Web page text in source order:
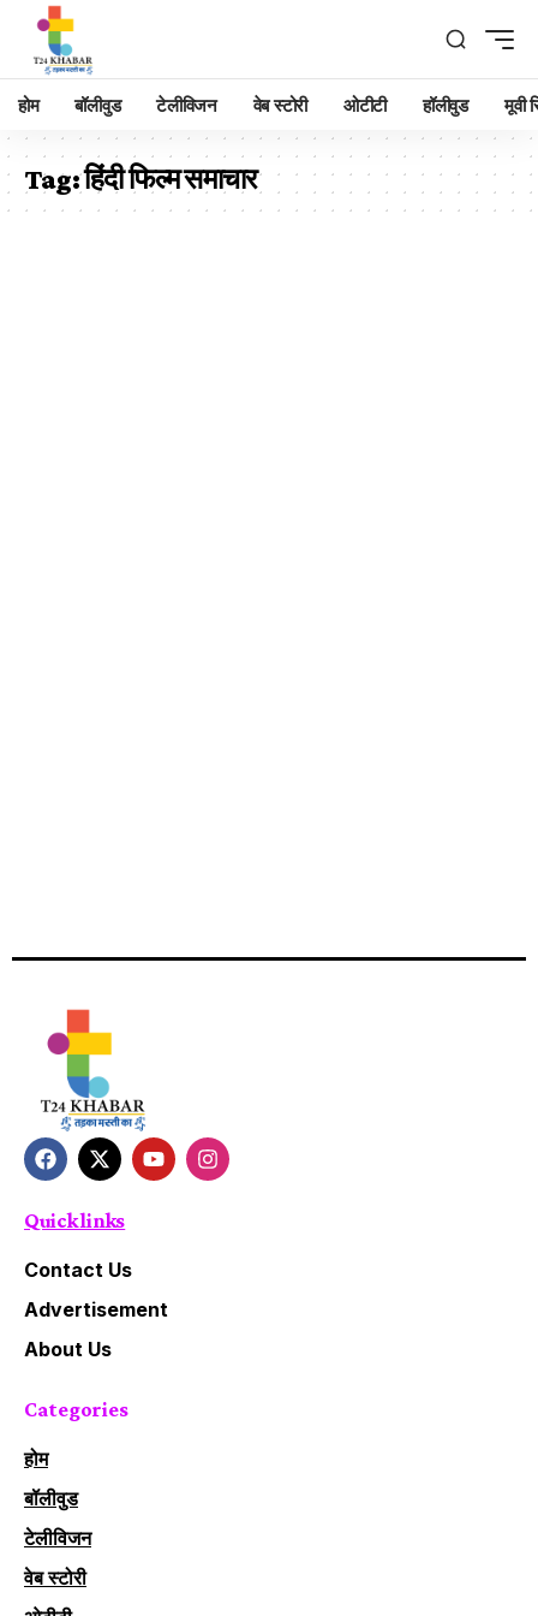
होम बॉलीवुड टेलीविजन वेब स्टोरी ओटीटी हॉलीवुड मूवी
Tag:हिंदी फिल्म समाचार
Quick links
Contact Us
Advertisement
About Us
Categories
होम
बॉलीवुड
टेलीविजन
वेब स्टोरी